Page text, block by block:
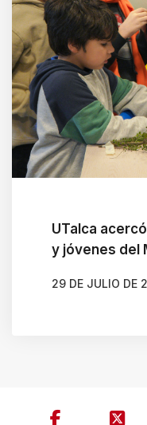
UTalca
y jóvenes del
29 DE JULIO DE